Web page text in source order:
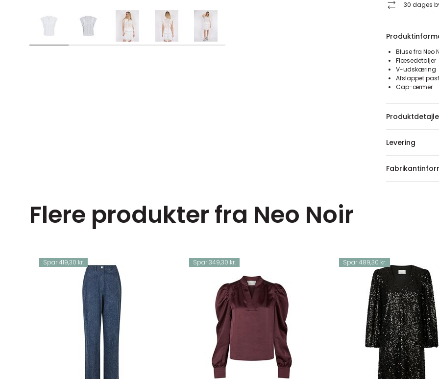
30 dages
Bluse fra Neo
Flæsedetaljer
V-udskæring
Afslappet
Cap-ærmer
Levering
Flere produkter fra Neo Noir
Spar 419,30 kr. Spar 349,30 kr. Spar 489,30 kr.